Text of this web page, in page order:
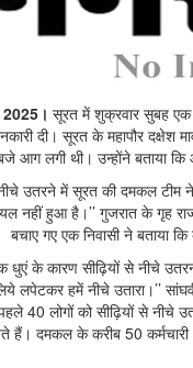
2025। सूरत में शुक्रवार सुबह एक
दी। सूरत के महापौर दक्षेश
आग लगी थी। उन्होंने बताया
नीचे उतरने में सूरत की दमकल
नहीं हुआ है।’’ गुजरात के गृह
बचाए गए एक निवासी ने
धुएं के कारण सीढ़ियों से नीचे
लपेटकर हमें नीचे उतारा।’’
40 लोगों को सीढ़ियों से नीचे
हैं। दमकल के करीब 50